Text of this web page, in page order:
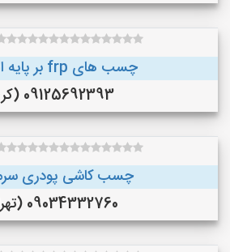
چسب های frp بر پایه اپوکسی
09125692393 (کرج)
چسب کاشی پودری
09034332760 (تهران)